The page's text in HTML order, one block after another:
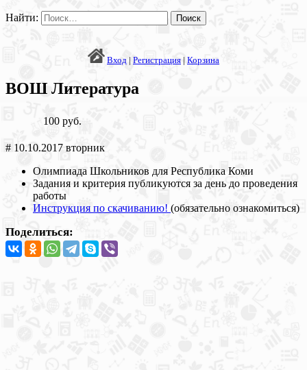
Найти:
Вход | Регистрация | Корзина
ВОШ Литература
100 руб.
# 10.10.2017 вторник
Олимпиада Школьников для Республика Коми
Задания и критерия публикуются за день до проведения
работы
Инструкция по скачиванию! (обязательно ознакомиться)
Поделиться: